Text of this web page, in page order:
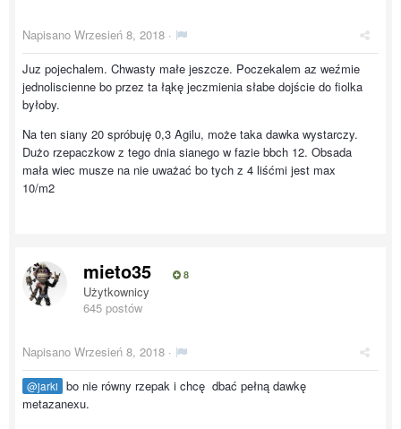
Napisano Wrzesień 8, 2018 ·
Juz pojechalem. Chwasty małe jeszcze. Poczekalem az weźmie
jednoliscienne bo przez ta łąkę jeczmienia słabe dojście do fiolka
byłoby.
Na ten siany 20 spróbuję 0,3 Agilu, może taka dawka wystarczy.
Dużo rzepaczkow z tego dnia sianego w fazie bbch 12. Obsada
mała wiec musze na nie uważać bo tych z 4 liśćmi jest max
10/m2
mieto35 8
Użytkownicy
645 postów
Napisano Wrzesień 8, 2018 ·
@jarki
bo nie równy rzepak i chcę dbać pełną dawkę
metazanexu.